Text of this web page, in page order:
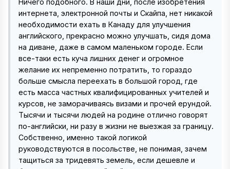
Ничего подобного. В наши дни, после изобретения
интернета, электронной почты и Скайпа, нет никакой
необходимости ехать в Канаду для улучшения
английского, прекрасно можно улучшать, сидя дома
на диване, даже в самом маленьком городе. Если
все-таки есть куча лишних денег и огромное
желание их непременно потратить, то гораздо
больше смысла переехать в большой город, где
есть масса частных квалифицированных учителей и
курсов, не заморачиваясь визами и прочей ерундой.
Тысячи и тысячи людей на родине отлично говорят
по-английски, ни разу в жизни не выезжая за границу.
Собственно, именно такой логикой
руководствуются в посольстве, не понимая, зачем
тащиться за тридевять земель, если дешевле и